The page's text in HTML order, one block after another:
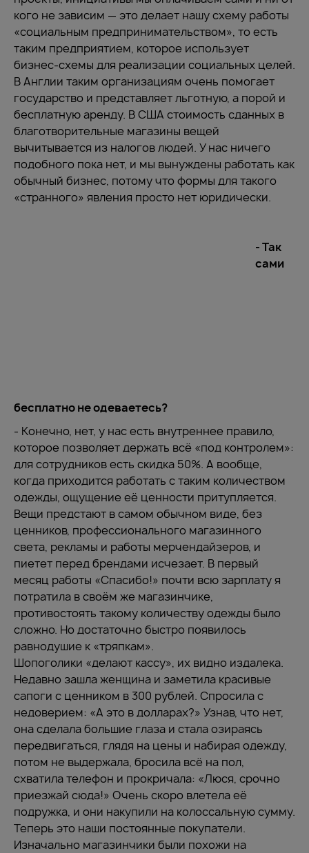
кого не зависим — это делает нашу схему работы
«социальным предпринимательством», то есть
таким предприятием, которое использует
бизнес-схемы для реализации социальных целей.
В Англии таким организациям очень помогает
государство и представляет льготную, а порой и
бесплатную аренду. В США стоимость сданных в
благотворительные магазины вещей
вычитывается из налогов людей. У нас ничего
подобного пока нет, и мы вынуждены работать как
обычный бизнес, потому что формы для такого
«странного» явления просто нет юридически.
- Так
сами
бесплатно не одеваетесь?
- Конечно, нет, у нас есть внутреннее правило,
которое позволяет держать всё «под контролем»:
для сотрудников есть скидка 50%. А вообще,
когда приходится работать с таким количеством
одежды, ощущение её ценности притупляется.
Вещи предстают в самом обычном виде, без
ценников, профессионального магазинного
света, рекламы и работы мерчендайзеров, и
пиетет перед брендами исчезает. В первый
месяц работы «Спасибо!» почти всю зарплату я
потратила в своём же магазинчике,
противостоять такому количеству одежды было
сложно. Но достаточно быстро появилось
равнодушие к «тряпкам».
Шопоголики «делают кассу», их видно издалека.
Недавно зашла женщина и заметила красивые
сапоги с ценником в 300 рублей. Спросила с
недоверием: «А это в долларах?» Узнав, что нет,
она сделала большие глаза и стала озираясь
передвигаться, глядя на цены и набирая одежду,
потом не выдержала, бросила всё на пол,
схватила телефон и прокричала: «Люся, срочно
приезжай сюда!» Очень скоро влетела её
подружка, и они накупили на колоссальную сумму.
Теперь это наши постоянные покупатели.
Изначально магазинчики были похожи на